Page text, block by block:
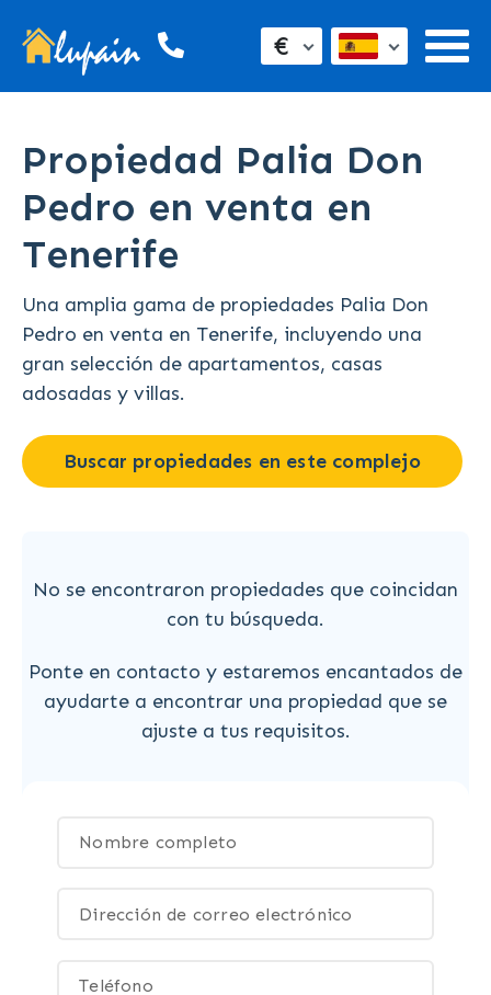
€
Propiedad Palia Don
Pedro en venta en
Tenerife
Una amplia gama de propiedades Palia Don
Pedro en venta en Tenerife, incluyendo una
gran selección de apartamentos, casas
adosadas y villas.
Buscar propiedades en este complejo
No se encontraron propiedades que coincidan
con tu búsqueda.
Ponte en contacto y estaremos encantados de
ayudarte a encontrar una propiedad que se
ajuste a tus requisitos.